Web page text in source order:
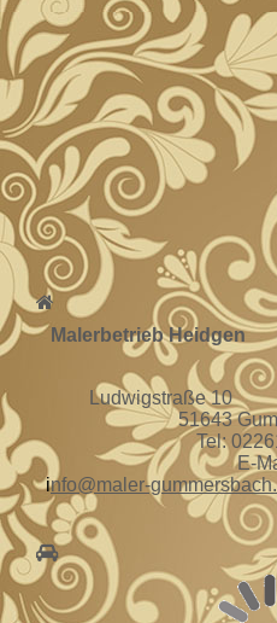
6
Malerbetrieb Heidgen
Ludwigstraße 10
51643
Tel:
E-
info@maler-